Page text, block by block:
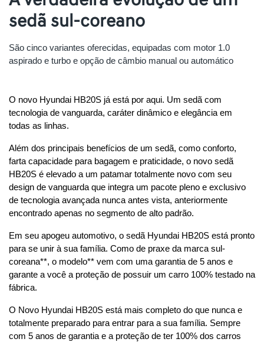
sedã sul-coreano
São cinco variantes oferecidas, equipadas com motor 1.0
aspirado e turbo e opção de câmbio manual ou automático
O novo Hyundai HB20S já está por aqui. Um sedã com
tecnologia de vanguarda, caráter dinâmico e elegância em
todas as linhas.
Além dos principais benefícios de um sedã, como conforto,
farta capacidade para bagagem e praticidade, o novo sedã
HB20S é elevado a um patamar totalmente novo com seu
design de vanguarda que integra um pacote pleno e exclusivo
de tecnologia avançada nunca antes vista, anteriormente
encontrado apenas no segmento de alto padrão.
Em seu apogeu automotivo, o sedã Hyundai HB20S está pronto
para se unir à sua família. Como de praxe da marca sul-
coreana**, o modelo** vem com uma garantia de 5 anos e
garante a você a proteção de possuir um carro 100% testado na
fábrica.
O Novo Hyundai HB20S está mais completo do que nunca e
totalmente preparado para entrar para a sua família. Sempre
com 5 anos de garantia e a proteção de ter 100% dos carros